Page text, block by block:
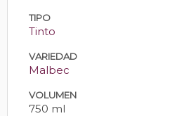
TIPO
Tinto
VARIEDAD
Malbec
VOLUMEN
750 ml